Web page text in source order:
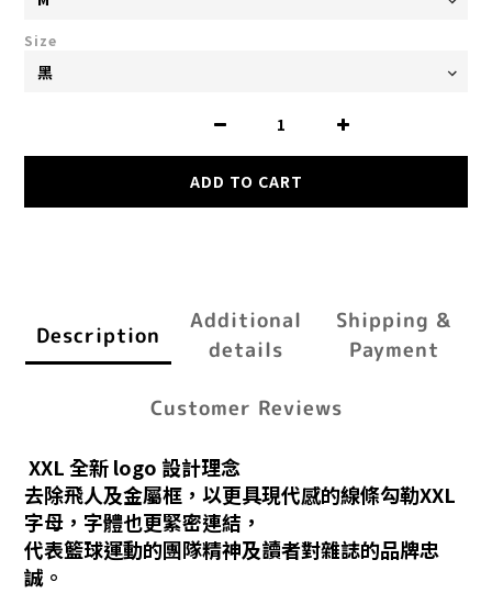
Size
ADD TO CART
Description
Additional
details
Shipping &
Payment
Customer Reviews
XXL 全新 logo 設計理念
去除飛人及金屬框，以更具現代感的線條勾勒XXL
字母，字體也更緊密連結，
代表籃球運動的團隊精神及讀者對雜誌的品牌忠
誠。